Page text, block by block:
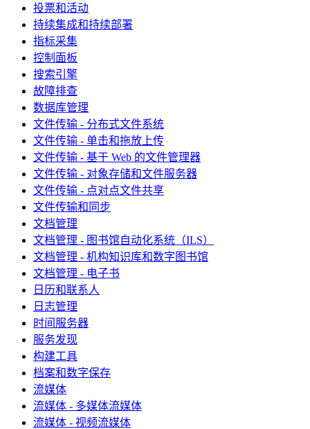
投票和活动
持续集成和持续部署
指标采集
控制面板
搜索引擎
故障排查
数据库管理
文件传输 - 分布式文件系统
文件传输 - 单击和拖放上传
文件传输 - 基于 Web 的文件管理器
文件传输 - 对象存储和文件服务器
文件传输 - 点对点文件共享
文件传输和同步
文档管理
文档管理 - 图书馆自动化系统（ILS）
文档管理 - 机构知识库和数字图书馆
文档管理 - 电子书
日历和联系人
日志管理
时间服务器
服务发现
构建工具
档案和数字保存
流媒体
流媒体 - 多媒体流媒体
流媒体 - 视频流媒体